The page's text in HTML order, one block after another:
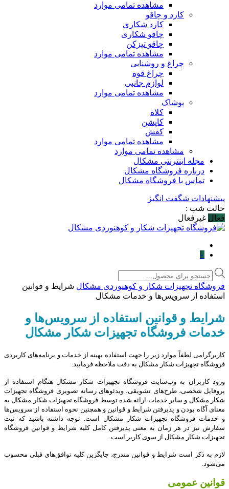
مشاهده تمامی موارد
کارد و چاقو
کارد شکاری
چاقو شکاری
چاقو تیزکن
مشاهده تمامی موارد
چراغ و روشنایی
چراغ قوه
لوازم جانبی
مشاهده تمامی موارد
پوشاک
کلاه
کاپشن
کفش
مشاهده تمامی موارد
مشاهده تمامی موارد
مجله اینترنتی مشکال
درباره فروشگاه مشکال
تماس با فروشگاه مشکال
پیشنهادات شگفت انگیز
حالت شب :
فعال غیرفعال
۰
Products
search
فروشگاه تجهیزات شکار و کوهنوردی مشکال شرایط و قوانین
استفاده از سرویس‌ها و خدمات مشکال
شرایط و قوانین استفاده از سرویس‌ها و
خدمات فروشگاه تجهیزات شکار مشکال
کاربرگرامی لطفاً موارد زیر را جهت استفاده بهینه از خدمات و برنامه‌‏های کاربردی
فروشگاه تجهیزات شکار مشکال به دقت ملاحظه فرمایید
ورود کاربران به وب‏‌سایت فروشگاه تجهیزات شکار مشکال هنگام استفاده از
پروفایل شخصی، طرح‏‌های تشویقی، ویدئوهای رسانه تصویری فروشگاه تجهیزات
شکار مشکال و سایر خدمات ارائه شده توسط فروشگاه تجهیزات شکار مشکال به
معنای آگاه بودن و پذیرفتن شرایط و قوانین و همچنین نحوه استفاده از سرویس‌‏ها
و خدمات فروشگاه تجهیزات شکار مشکال است. توجه داشته باشید که ثبت
سفارش نیز در هر زمان به معنی پذیرفتن کامل کلیه شرایط و قوانین فروشگاه
تجهیزات شکار مشکال از سوی کاربر است
لازم به ذکر است شرایط و قوانین مندرج، جایگزین کلیه توافق‏‌های قبلی محسوب
می‏‌شود
قوانین عمومی